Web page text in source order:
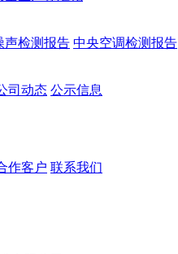
声检测报告 中央空调检测报告
司动态 公示信息
作客户 联系我们